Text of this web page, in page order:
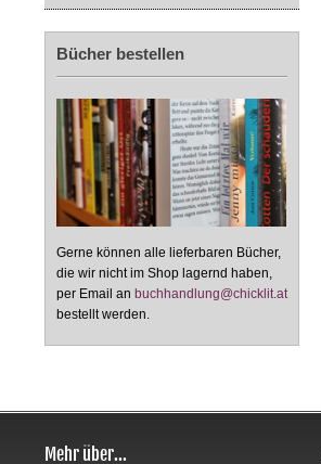
Bücher bestellen
Gerne können alle lieferbaren Bücher,
die wir nicht im Shop lagernd haben,
per Email an buchhandlung@chicklit.at
bestellt werden.
Mehr über...